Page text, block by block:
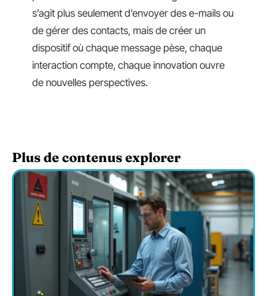
s’agit plus seulement d’envoyer des e-mails ou
de gérer des contacts, mais de créer un
dispositif où chaque message pèse, chaque
interaction compte, chaque innovation ouvre
de nouvelles perspectives.
Plus de contenus explorer